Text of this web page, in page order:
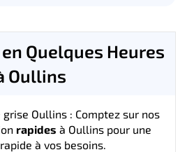
Quelques Heures
Oullins
Oullins : Comptez sur nos
rapides à Oullins pour une
à vos besoins.